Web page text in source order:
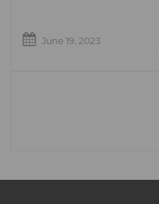
June 19, 2023